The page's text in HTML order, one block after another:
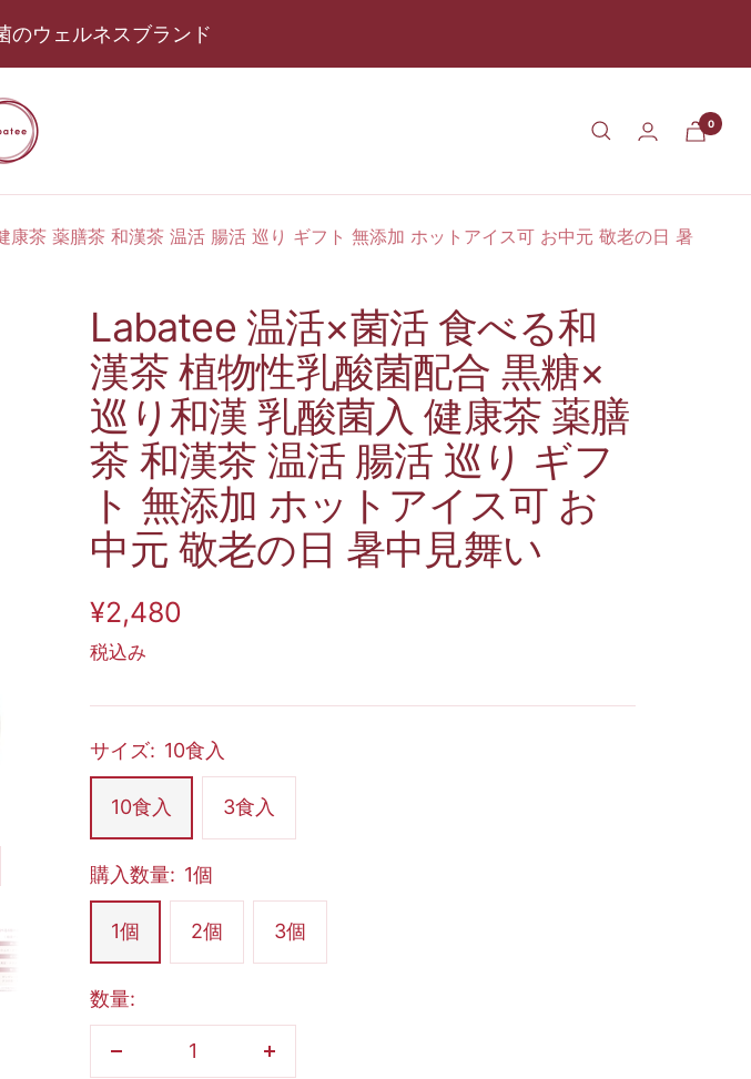
のウェルネスブランド
〈ラ
0
茶 薬膳茶 和漢茶 温活 腸活 巡り ギフト 無添加 ホットアイス可 お中元 敬老の日 暑
Labatee 温活×菌活 食べる和
漢茶 植物性乳酸菌配合 黒糖×
巡り和漢 乳酸菌入 健康茶 薬膳
茶 和漢茶 温活 腸活 巡り ギフ
ト 無添加 ホットアイス可 お
中元 敬老の日 暑中見舞い
セ
ー
ル
価
格
¥2,480
税込み
サイズ: 10食入
10食入 3食入
購入数量: 1個
1個 2個 3個
数量: